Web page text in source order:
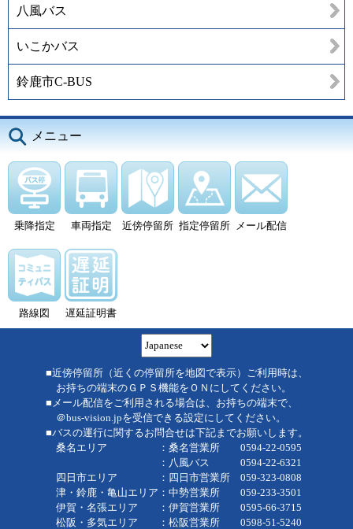
八風バス
いこかバス
鈴鹿市C-BUS
メニュー
乗降指定 車両指定 近傍停留所 指定停留所 メール配信
路線図 遅延証明書
■近傍停留所（近くの停留所を地図で表示）ご利用時は、
お持ちの端末のＧＰＳ機能をＯＮにしてください。
■メール配信をご利用される場合は、お持ちの端末で、
＠bus-vision.jpを受信できる設定にしてください。
■バスの運行に関するお問合せは下記までお願いします。
桑名エリア ：桑名営業所 0594-22-0595
：八風バス 0594-22-6321
四日市エリア ：四日市営業所 059-323-0808
津・鈴鹿・亀山エリア：中勢営業所 059-233-3501
伊賀・名張エリア ：伊賀営業所 0595-66-3715
松阪・多気エリア ：松阪営業所 0598-51-5240